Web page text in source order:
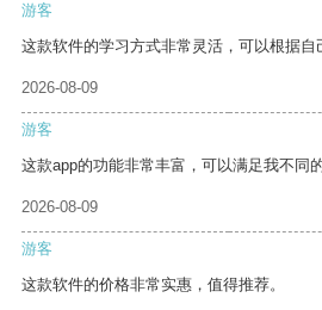
游客
这款软件的学习方式非常灵活，可以根据自
2026-08-09
游客
这款app的功能非常丰富，可以满足我不同
2026-08-09
游客
这款软件的价格非常实惠，值得推荐。